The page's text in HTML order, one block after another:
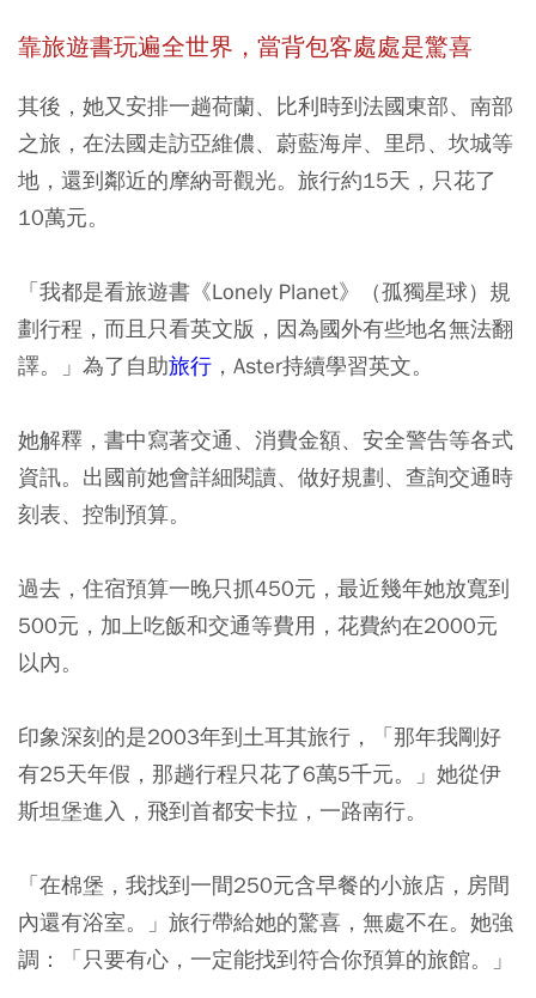
靠旅遊書玩遍全世界，當背包客處處是驚喜
其後，她又安排一趟荷蘭、比利時到法國東部、南部
之旅，在法國走訪亞維儂、蔚藍海岸、里昂、坎城等
地，還到鄰近的摩納哥觀光。旅行約15天，只花了
10萬元。
「我都是看旅遊書《Lonely Planet》（孤獨星球）規
劃行程，而且只看英文版，因為國外有些地名無法翻
譯。」為了自助旅行 ，Aster持續學習英文。
她解釋，書中寫著交通、消費金額、安全警告等各式
資訊。出國前她會詳細閱讀、做好規劃、查詢交通時
刻表、控制預算。
過去，住宿預算一晚只抓450元，最近幾年她放寬到
500元，加上吃飯和交通等費用，花費約在2000元
以內。
印象深刻的是2003年到土耳其旅行，「那年我剛好
有25天年假，那趟行程只花了6萬5千元。」她從伊
斯坦堡進入，飛到首都安卡拉，一路南行。
「在棉堡，我找到一間250元含早餐的小旅店，房間
內還有浴室。」 旅行帶給她的驚喜，無處不在。她強
調：「只要有心，一定能找到符合你預算的旅館。」